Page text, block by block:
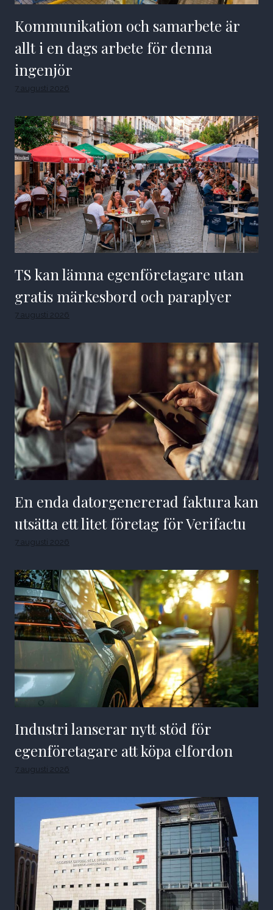
Kommunikation och samarbete är
allt i en dags arbete för denna
ingenjör
7 augusti 2026
TS kan lämna egenföretagare utan
gratis märkesbord och paraplyer
7 augusti 2026
En enda datorgenererad faktura kan
utsätta ett litet företag för Verifactu
7 augusti 2026
Industri lanserar nytt stöd för
egenföretagare att köpa elfordon
7 augusti 2026